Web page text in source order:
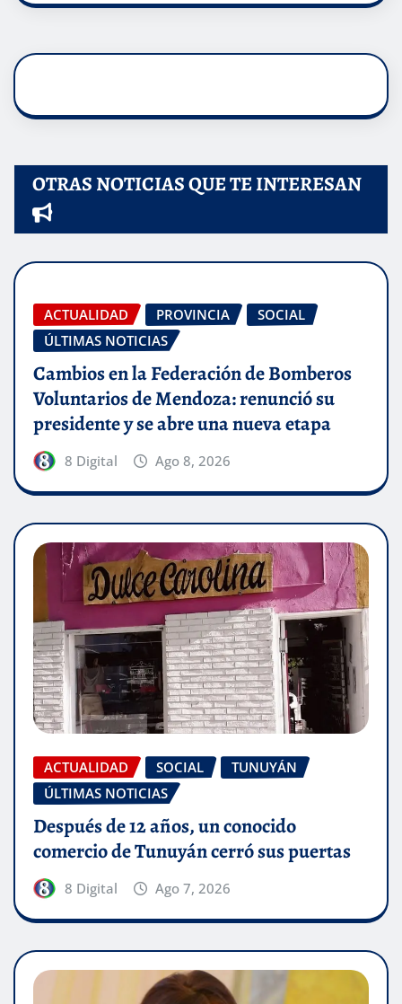
OTRAS NOTICIAS QUE TE INTERESAN
ACTUALIDAD PROVINCIA
SOCIAL
ÚLTIMAS NOTICIAS
Cambios en la Federación de Bomberos
Voluntarios de Mendoza: renunció su
presidente y se abre una nueva etapa
8 Digital Ago 8, 2026
ACTUALIDAD SOCIAL
TUNUYÁN
ÚLTIMAS NOTICIAS
Después de 12 años, un conocido
comercio de Tunuyán cerró sus puertas
8 Digital Ago 7, 2026